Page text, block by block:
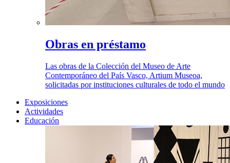
Obras en préstamo
Las obras de la Colección del Museo de Arte
Contemporáneo del País Vasco, Artium Museoa,
solicitadas por instituciones culturales de todo el mundo
Exposiciones
Actividades
Educación